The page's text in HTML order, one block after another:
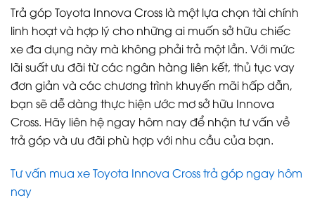
Trả góp Toyota Innova Cross là một lựa chọn tài chính
linh hoạt và hợp lý cho những ai muốn sở hữu chiếc
xe đa dụng này mà không phải trả một lần. Với mức
lãi suất ưu đãi từ các ngân hàng liên kết, thủ tục vay
đơn giản và các chương trình khuyến mãi hấp dẫn,
bạn sẽ dễ dàng thực hiện ước mơ sở hữu Innova
Cross. Hãy liên hệ ngay hôm nay để nhận tư vấn về
trả góp và ưu đãi phù hợp với nhu cầu của bạn.
Tư vấn mua xe Toyota Innova Cross trả góp ngay hôm
nay